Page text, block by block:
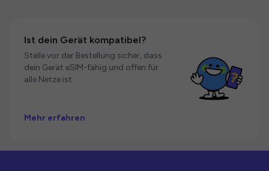
Ist dein Gerät kompatibel?
Stelle vor der Bestellung sicher, dass
dein Gerät eSIM-fähig und offen für
alle Netze ist.
Mehr erfahren